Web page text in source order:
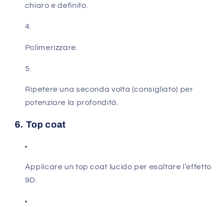
chiaro e definito.
Polimerizzare.
Ripetere una seconda volta (consigliato) per
potenziare la profondità.
6. Top coat
Applicare un top coat lucido per esaltare l’effetto
9D.